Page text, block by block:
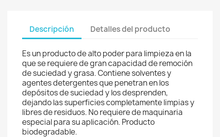
Descripción Detalles del producto
Es un producto de alto poder para limpieza en la
que se requiere de gran capacidad de remoción
de suciedad y grasa. Contiene solventes y
agentes detergentes que penetran en los
depósitos de suciedad y los desprenden,
dejando las superficies completamente limpias y
libres de residuos. No requiere de maquinaria
especial para su aplicación. Producto
biodegradable.